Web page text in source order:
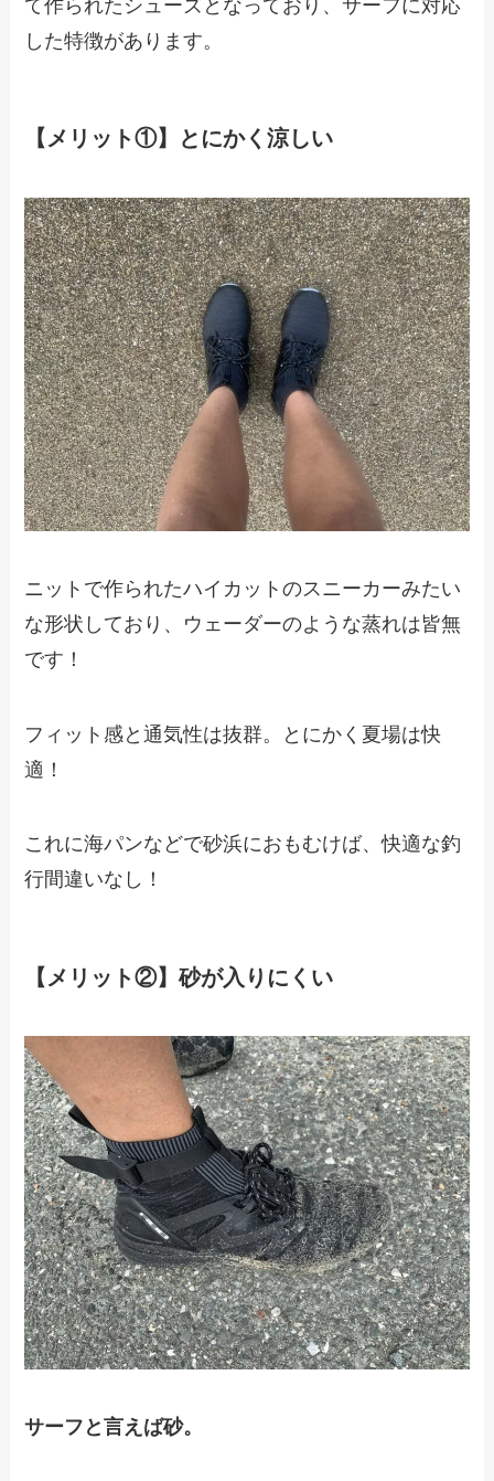
て作られたシューズとなっており、サーフに対応
した特徴があります。
【メリット①】とにかく涼しい
ニットで作られたハイカットのスニーカーみたい
な形状しており、ウェーダーのような蒸れは皆無
です！
フィット感と通気性は抜群。
とにかく夏場は快
適！
これに海パンなどで砂浜におもむけば、快適な釣
行間違いなし！
【メリット②】砂が入りにくい
サーフと言えば砂。